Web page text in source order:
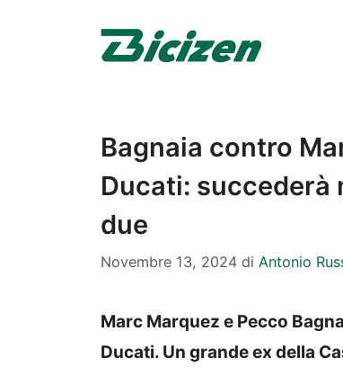
Bagnaia contro
Ducati: succederà
due
Novembre 13, 2024 di Antonio
Marc Marquez e Pecco
Ducati. Un grande ex della